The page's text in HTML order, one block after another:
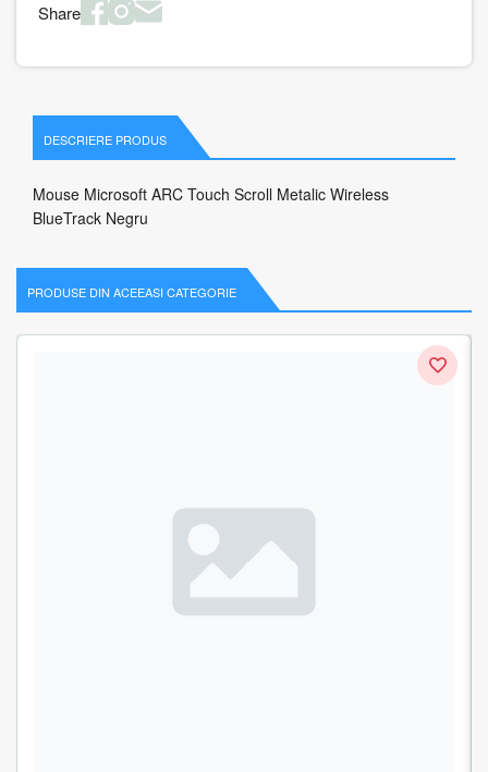
Share
DESCRIERE PRODUS
Mouse Microsoft ARC Touch Scroll Metalic Wireless
BlueTrack Negru
PRODUSE DIN ACEEASI CATEGORIE